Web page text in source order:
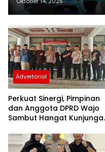
Maksimal
Advertorial
Perkuat Sinergi, Pimpinan
dan Anggota DPRD Wajo
Sambut Hangat
yang Baru